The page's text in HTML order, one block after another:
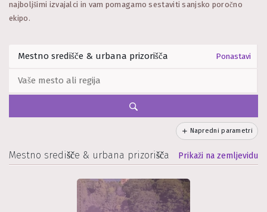
najboljšimi izvajalci in vam pomagamo sestaviti sanjsko poročno
ekipo.
Ponastavi
Napredni parametri
Mestno središče & urbana prizorišča Prikaži na zemljevidu